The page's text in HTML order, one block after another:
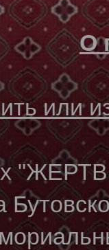
О
или